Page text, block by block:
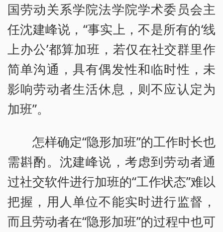
国劳动关系学院法学院学术委员会主
任沈建峰说，“事实上，不是所有的‘线
上办公’都算加班，若仅在社交群里作
简单沟通，具有偶发性和临时性，未
影响劳动者生活休息，则不应认定为
加班”。
怎样确定“隐形加班”的工作时长也
需斟酌。沈建峰说，考虑到劳动者通
过社交软件进行加班的“工作状态”难以
把握，用人单位不能实时进行监督，
而且劳动者在“隐形加班”的过程中也可